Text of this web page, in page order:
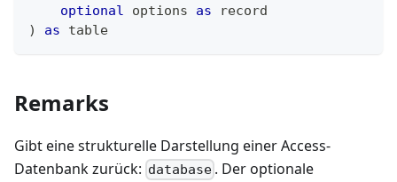
optional options as
record
)
as table
Remarks
Gibt eine strukturelle Darstellung einer Access-
Datenbank zurück: database . Der optionale